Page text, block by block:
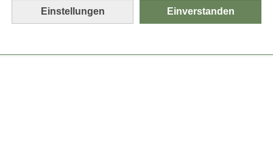
Einstellungen Einverstanden